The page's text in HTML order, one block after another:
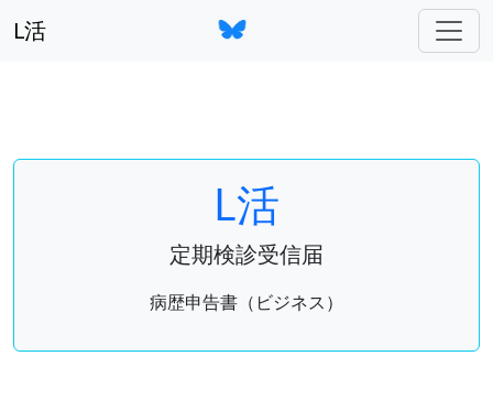
L活
L活
定期検診受信届
病歴申告書（ビジネス）